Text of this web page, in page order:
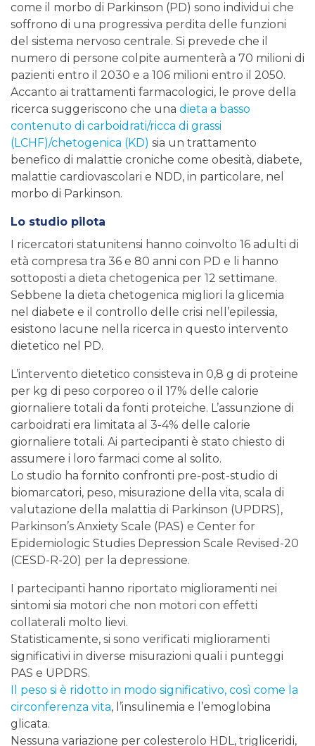
come il morbo di Parkinson (PD) sono individui che
soffrono di una progressiva perdita delle funzioni
del sistema nervoso centrale. Si prevede che il
numero di persone colpite aumenterà a 70 milioni di
pazienti entro il 2030 e a 106 milioni entro il 2050.
Accanto ai trattamenti farmacologici, le prove della
ricerca suggeriscono che una dieta a basso
contenuto di carboidrati/ricca di grassi
(LCHF)/chetogenica (KD) sia un trattamento
benefico di malattie croniche come obesità, diabete,
malattie cardiovascolari e NDD, in particolare, nel
morbo di Parkinson.
Lo studio pilota
I ricercatori statunitensi hanno coinvolto 16 adulti di
età compresa tra 36 e 80 anni con PD e li hanno
sottoposti a dieta chetogenica per 12 settimane.
Sebbene la dieta chetogenica migliori la glicemia
nel diabete e il controllo delle crisi nell’epilessia,
esistono lacune nella ricerca in questo intervento
dietetico nel PD.
L’intervento dietetico consisteva in 0,8 g di proteine
per kg di peso corporeo o il 17% delle calorie
giornaliere totali da fonti proteiche. L’assunzione di
carboidrati era limitata al 3-4% delle calorie
giornaliere totali. Ai partecipanti è stato chiesto di
assumere i loro farmaci come al solito.
Lo studio ha fornito confronti pre-post-studio di
biomarcatori, peso, misurazione della vita, scala di
valutazione della malattia di Parkinson (UPDRS),
Parkinson’s Anxiety Scale (PAS) e Center for
Epidemiologic Studies Depression Scale Revised-20
(CESD-R-20) per la depressione.
I partecipanti hanno riportato miglioramenti nei
sintomi sia motori che non motori con effetti
collaterali molto lievi.
Statisticamente, si sono verificati miglioramenti
significativi in diverse misurazioni quali i punteggi
PAS e UPDRS.
Il peso si è ridotto in modo significativo, così come la
circonferenza vita, l’insulinemia e l’emoglobina
glicata.
Nessuna variazione per colesterolo HDL, trigliceridi,